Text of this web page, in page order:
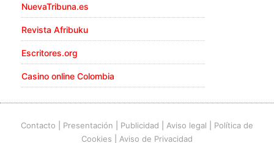
NuevaTribuna.es
Revista Afribuku
Escritores.org
Casino online Colombia
Contacto Presentación Publicidad Aviso legal
Política de
Cookies
Aviso de Privacidad